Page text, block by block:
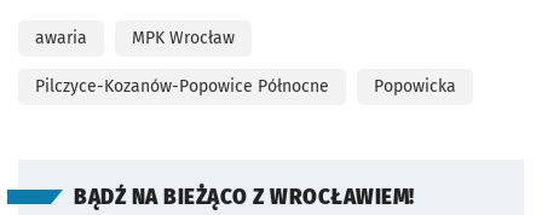
awaria MPK Wrocław
Pilczyce-Kozanów-Popowice Północne Popowicka
BĄDŹ NA BIEŻĄCO Z WROCŁAWIEM!